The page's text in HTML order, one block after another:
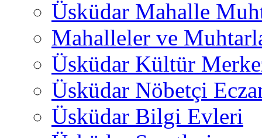
Üsküdar Mahalle
Mahalleler ve
Üsküdar Kültür
Üsküdar Nöbetçi
Üsküdar Bilgi Evleri